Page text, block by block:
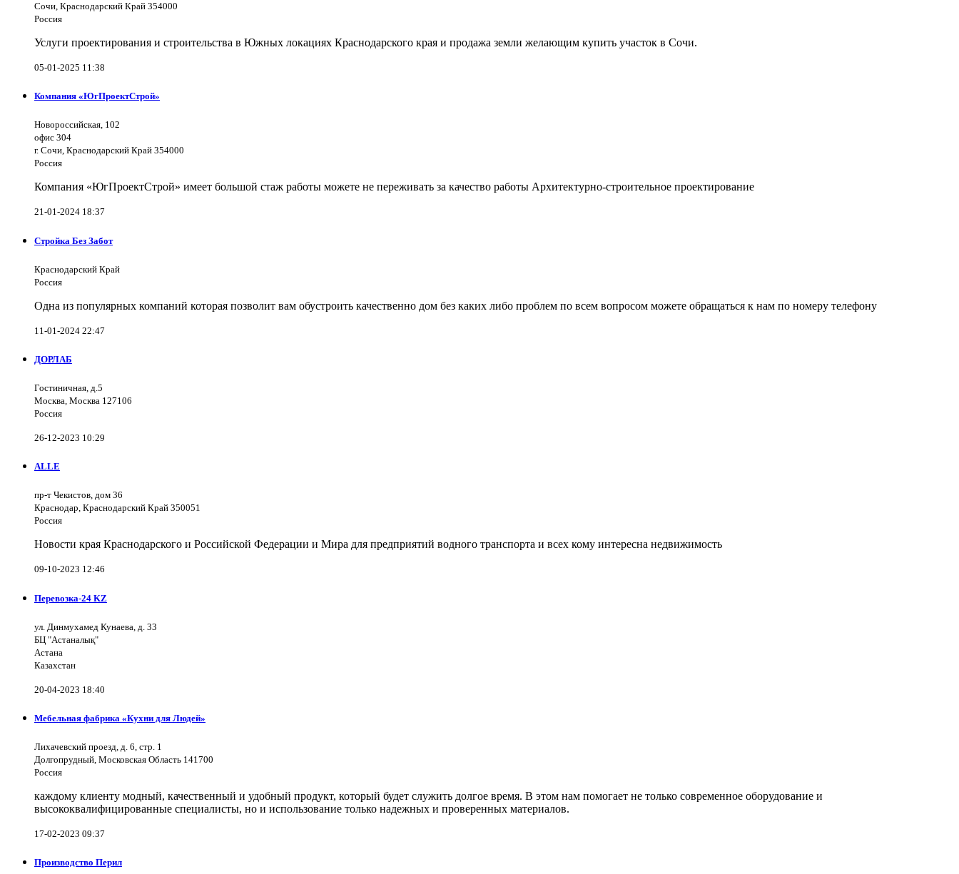
Сочи, Краснодарский Край 354000
Россия
Услуги проектирования и строительства в Южных локациях Краснодарского края и продажа земли желающим купить участок в Сочи.
05-01-2025 11:38
Компания «ЮгПроектСтрой»
Новороссийская, 102
офис 304
г. Сочи, Краснодарский Край 354000
Россия
Компания «ЮгПроектСтрой» имеет большой стаж работы можете не переживать за качество работы Архитектурно-строительное проектирование
21-01-2024 18:37
Стройка Без Забот
Краснодарский Край
Россия
Одна из популярных компаний которая позволит вам обустроить качественно дом без каких либо проблем по всем вопросом можете обращаться к нам по номеру телефону
11-01-2024 22:47
ДОРЛАБ
Гостиничная, д.5
Москва, Москва 127106
Россия
26-12-2023 10:29
ALLE
пр-т Чекистов, дом 36
Краснодар, Краснодарский Край 350051
Россия
Новости края Краснодарского и Российской Федерации и Мира для предприятий водного транспорта и всех кому интересна недвижимость
09-10-2023 12:46
Перевозка-24 KZ
ул. Динмухамед Кунаева, д. 33
БЦ "Астаналық"
Астана
Казахстан
20-04-2023 18:40
Мебельная фабрика «Кухни для Людей»
Лихачевский проезд, д. 6, стр. 1
Долгопрудный, Московская Область 141700
Россия
каждому клиенту модный, качественный и удобный продукт, который будет служить долгое время. В этом нам помогает не только современное оборудование и
высококвалифицированные специалисты, но и использование только надежных и проверенных материалов.
17-02-2023 09:37
Производство Перил